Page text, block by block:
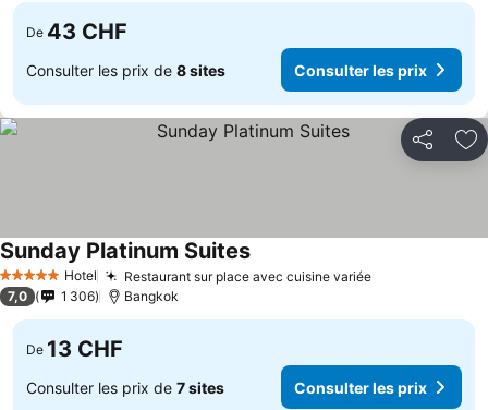
De 43 CHF
Consulter les prix de 8 sites Consulter les prix
Partager
5 Étoiles Hotel Restaurant sur place avec cuisine variéeConsulter les
Sunday Platinum SuitesConsulter les prix
7,0 1 306 Bangkok
De 13 CHF
Consulter les prix de 7 sites Consulter les prix